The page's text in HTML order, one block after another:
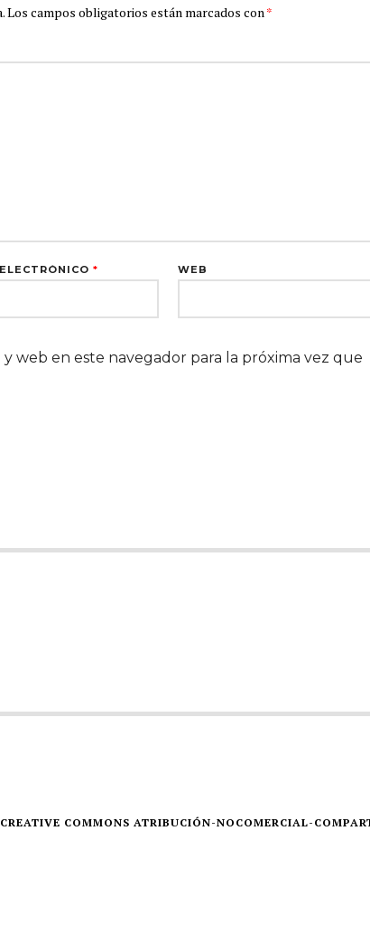
Los campos obligatorios están marcados con*
* WEB
web en este navegador para la próxima vez que
COMMONS ATRIBUCIÓN-NOCOMERCIAL-